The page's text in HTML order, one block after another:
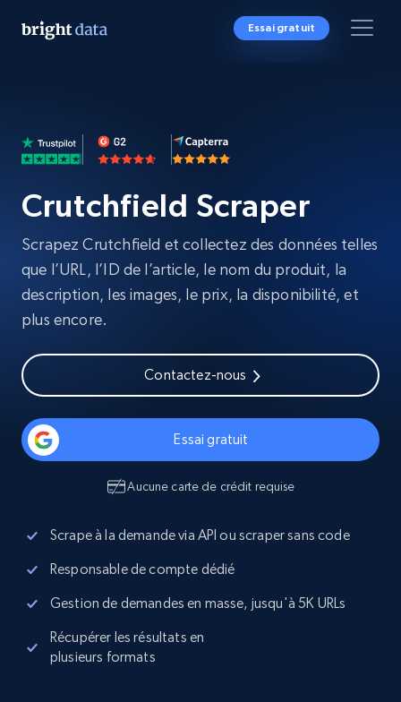
Essai gratuit
Crutchfield Scraper
Scrapez Crutchfield et collectez des données telles
que l’URL, l’ID de l’article, le nom du produit, la
description, les images, le prix, la disponibilité, et
plus encore.
Contactez-nous
Essai gratuit
Aucune carte de crédit requise
Scrape à la demande via API ou scraper sans code
Responsable de compte dédié
Gestion de demandes en masse, jusqu'à 5K URLs
Récupérer les résultats en
plusieurs formats